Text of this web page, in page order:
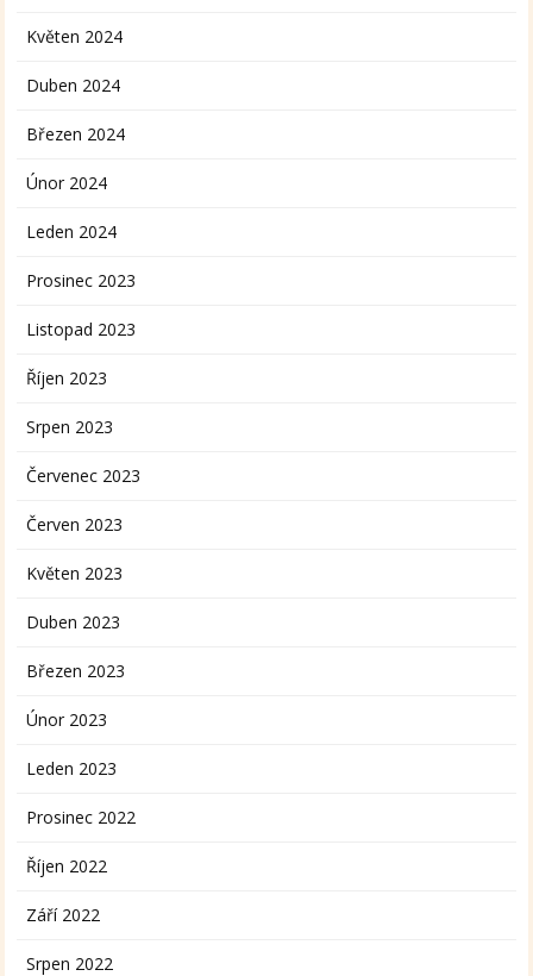
Květen 2024
Duben 2024
Březen 2024
Únor 2024
Leden 2024
Prosinec 2023
Listopad 2023
Říjen 2023
Srpen 2023
Červenec 2023
Červen 2023
Květen 2023
Duben 2023
Březen 2023
Únor 2023
Leden 2023
Prosinec 2022
Říjen 2022
Září 2022
Srpen 2022